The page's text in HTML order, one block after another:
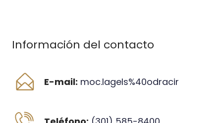
Información del contacto
E-mail: moc.lagels%40odracir